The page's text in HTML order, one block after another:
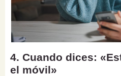
4. Cuando dices:
el móvil»